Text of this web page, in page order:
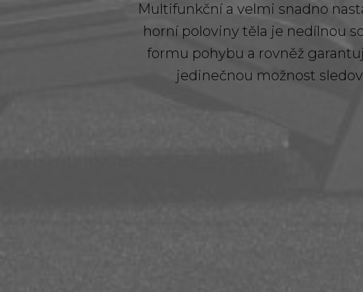
Multifunkční a velmi snadno
horní poloviny těla je nedílnou
formu pohybu a rovněž
jedinečnou možnost